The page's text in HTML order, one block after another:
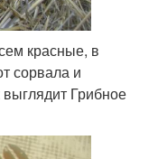
красные, в
сорвала и
выглядит Грибное